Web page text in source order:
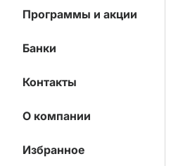
Программы и акции
Банки
Контакты
О компании
Избранное